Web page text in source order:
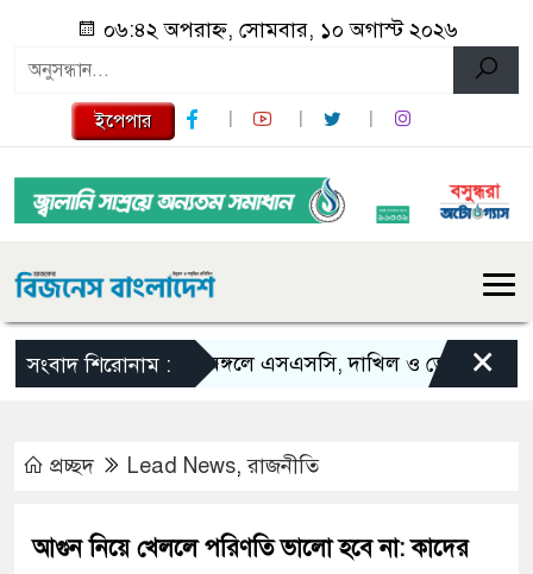
০৬:৪২ অপরাহ্ন, সোমবার, ১০ অগাস্ট ২০২৬
ইপেপার
সংবাদ শিরোনাম :শ্রীমঙ্গলে এসএসসি, দাখিল ও ভোকেশনালে
×
প্রচ্ছদ Lead News,রাজনীতি
আগুন নিয়ে খেললে পরিণতি ভালো হবে না: কাদের